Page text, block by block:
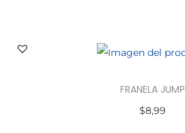
FRANELA JUMP
$8,99